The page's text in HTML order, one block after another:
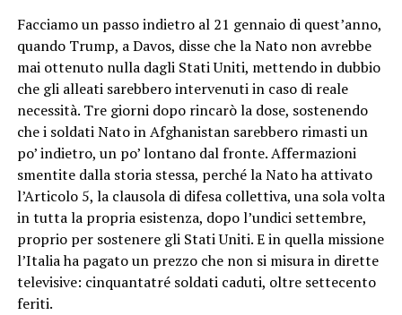
Facciamo un passo indietro al 21 gennaio di quest’anno,
quando Trump, a Davos, disse che la Nato non avrebbe
mai ottenuto nulla dagli Stati Uniti, mettendo in dubbio
che gli alleati sarebbero intervenuti in caso di reale
necessità. Tre giorni dopo rincarò la dose, sostenendo
che i soldati Nato in Afghanistan sarebbero rimasti un
po’ indietro, un po’ lontano dal fronte. Affermazioni
smentite dalla storia stessa, perché la Nato ha attivato
l’Articolo 5, la clausola di difesa collettiva, una sola volta
in tutta la propria esistenza, dopo l’undici settembre,
proprio per sostenere gli Stati Uniti. E in quella missione
l’Italia ha pagato un prezzo che non si misura in dirette
televisive: cinquantatré soldati caduti, oltre settecento
feriti.